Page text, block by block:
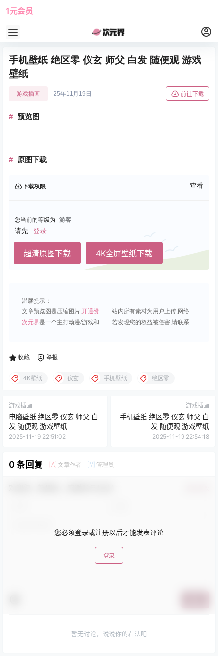
1元会员
手机壁纸 绝区零 仪玄 师父 白发 随便观 游戏
壁纸
游戏插画 25年11月19日 前往下载
预览图
原图下载
下载权限 查看
您当前的等级为 游客
请先 登录
超清原图下载 4K全屏壁纸下载
温馨提示：
文章预览图是压缩图片,开通赞助会员 可免费下载超清原图;
站内所有素材为用户上传,网络分享或原创,请勿用于商业用途;
次元界是一个主打动漫/游戏和虚拟偶像角色的插画壁纸平台; 若发现您的权益被侵害,请联系QQ1815919191,我们尽快处理.
收藏 举报
4K壁纸 仪玄 手机壁纸 绝区零
游戏插画
电脑壁纸 绝区零 仪玄 师父 白
发 随便观 游戏壁纸
2025-11-19 22:51:02
游戏插画
手机壁纸 绝区零 仪玄 师父 白
发 随便观 游戏壁纸
2025-11-19 22:54:18
0 条回复 A 文章作者 M 管理员
您必须登录或注册以后才能发表评论
登录
暂无讨论，说说你的看法吧